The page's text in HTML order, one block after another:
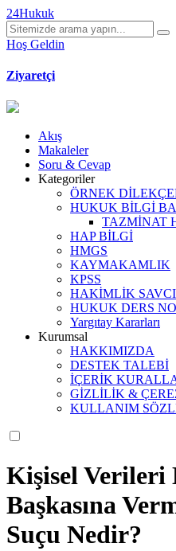
24Hukuk
Hoş Geldin
Ziyaretçi
Akış
Makaleler
Soru & Cevap
Kategoriler
ÖRNEK
HUKUK BİLGİ
TAZMİNAT
HAP BİLGİ
HMGS
KAYMAKAMLIK
KPSS
HAKİMLİK
HUKUK DERS
Yargıtay Kararları
Kurumsal
HAKKIMIZDA
DESTEK TALEBİ
İÇERİK
GİZLİLİK &
KULLANIM
Kişisel Verileri
Başkasına
Suçu Nedir?